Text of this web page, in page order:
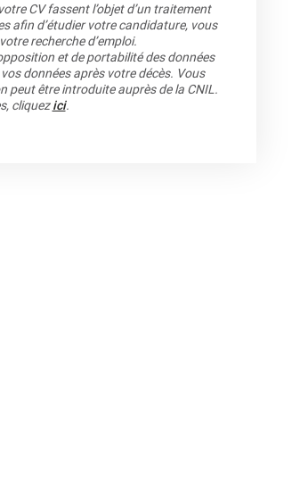
CV fassent l’objet d’un traitement
afin d’étudier votre candidature, vous
recherche d’emploi.
et de portabilité des données
données après votre décès. Vous
peut être introduite auprès de la CNIL.
cliquezici.